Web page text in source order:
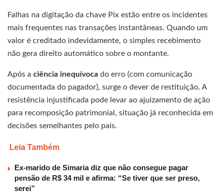
Falhas na digitação da chave Pix estão entre os incidentes
mais frequentes nas transações instantâneas. Quando um
valor é creditado indevidamente, o simples recebimento
não gera direito automático sobre o montante.
Após a ciência inequívoca do erro (com comunicação
documentada do pagador), surge o dever de restituição. A
resistência injustificada pode levar ao ajuizamento de ação
para recomposição patrimonial, situação já reconhecida em
decisões semelhantes pelo país.
Leia Também
Ex-marido de Simaria diz que não consegue pagar
pensão de R$ 34 mil e afirma: “Se tiver que ser preso,
serei”